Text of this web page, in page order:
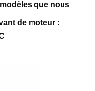
que nous
de moteur :